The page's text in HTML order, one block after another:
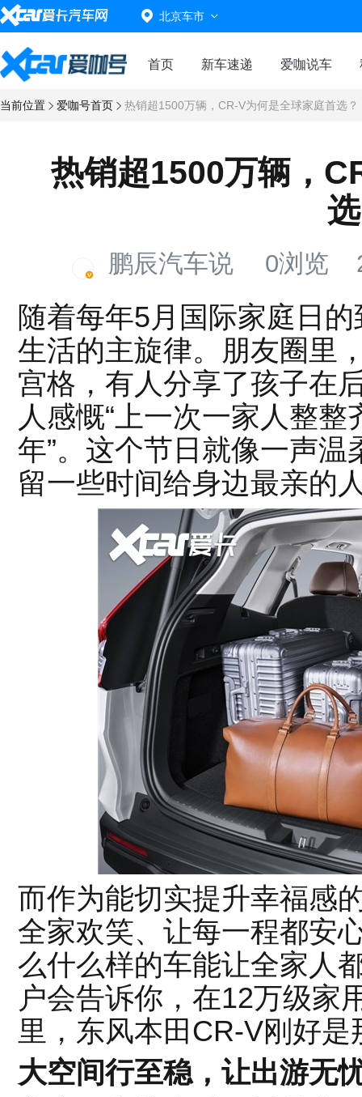
北京车市
首页 新车速递 爱咖说车
当前位置 爱咖号首页 热销超1500万辆，CR-V为何是全球家庭首选？
热销超1500万辆，
鹏辰汽车说 0浏览
随着每年5月国际家庭日
生活的主旋律。朋友圈里
宫格，有人分享了孩子在
人感慨“上一次一家人整
年”。这个节日就像一声
留一些时间给身边最亲的
而作为能切实提升幸福感
全家欢笑、让每一程都安
么什么样的车能让全家人
户会告诉你，在12万级家
里，东风本田CR-V刚好
大空间行至稳，让出游无